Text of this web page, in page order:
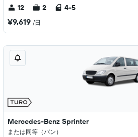
12 2 4-5
¥9,619 /日
Mercedes-Benz Sprinter
または同等（バン）